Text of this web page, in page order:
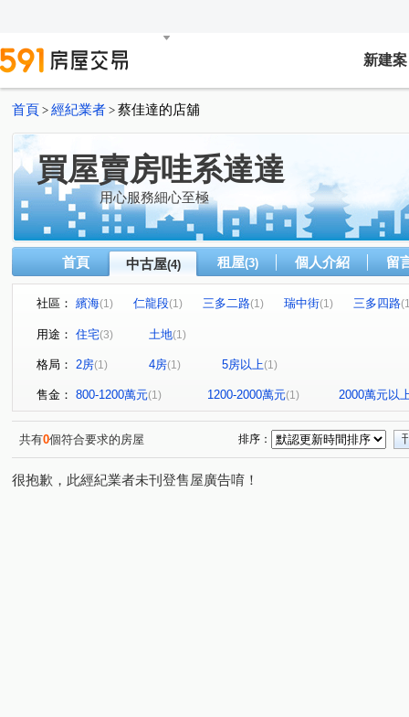
新建案
首頁 > 經紀業者 > 蔡佳達的店舖
買屋賣房哇系達達
用心服務細心至極
首頁 中古屋(4) 租屋(3) 個人介紹 留
社區： 繽海(1) 仁龍段(1) 三多二路(1) 瑞中街(1) 三多四路
用途： 住宅(3) 土地(1)
格局： 2房(1) 4房(1) 5房以上(1)
售金： 800-1200萬元(1) 1200-2000萬元(1) 2000萬元以
共有0個符合要求的房屋 排序：
很抱歉，此經紀業者未刊登售屋廣告唷！